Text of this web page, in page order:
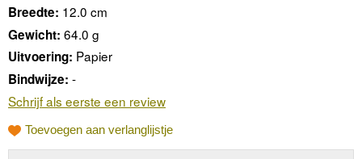
Breedte: 12.0 cm
Gewicht: 64.0 g
Uitvoering: Papier
Bindwijze: -
Schrijf als eerste een review
Toevoegen aan verlanglijstje